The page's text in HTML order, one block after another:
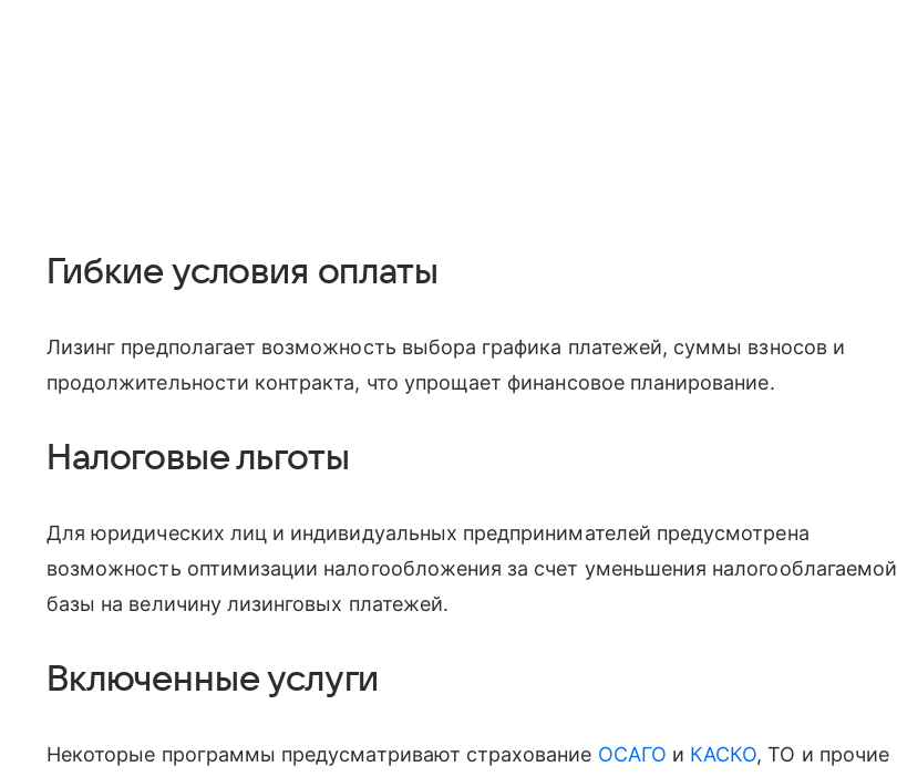
Гибкие условия оплаты
Лизинг предполагает возможность выбора графика платежей, суммы взносов и
продолжительности контракта, что упрощает финансовое планирование.
Налоговые льготы
Для юридических лиц и индивидуальных предпринимателей предусмотрена
возможность оптимизации налогообложения за счет уменьшения налогооблагаемой
базы на величину лизинговых платежей.
Включенные услуги
Некоторые программы предусматривают страхование ОСАГО и КАСКО, ТО и прочие